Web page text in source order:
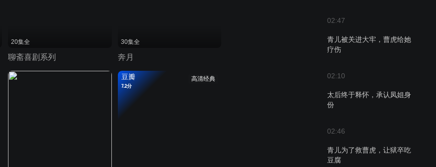
02:47
青儿被关进大牢，曹虎给她
疗伤
02:10
太后终于释怀，承认凤姐身
份
02:46
青儿为了救曹虎，让狱卒吃
豆腐
20集全
聊斋喜剧系列
30集全
奔月
高清经典
豆瓣
7.2分